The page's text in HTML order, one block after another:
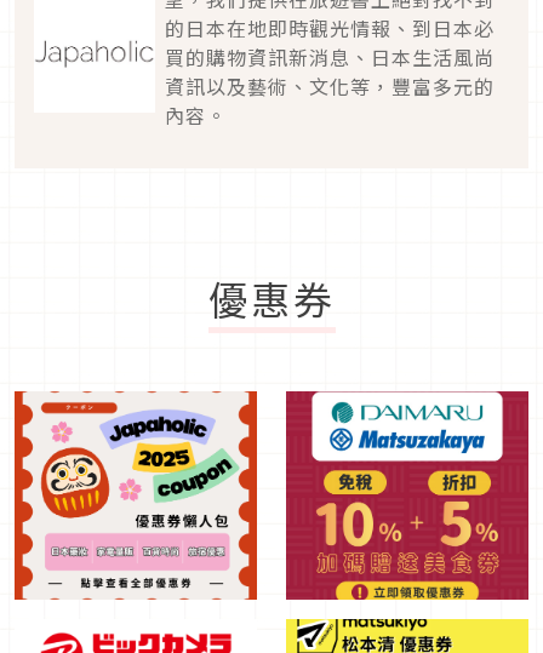
的日本在地即時觀光情報、到日本必
買的購物資訊新消息、日本生活風尚
資訊以及藝術、文化等，豐富多元的
內容。
優惠券